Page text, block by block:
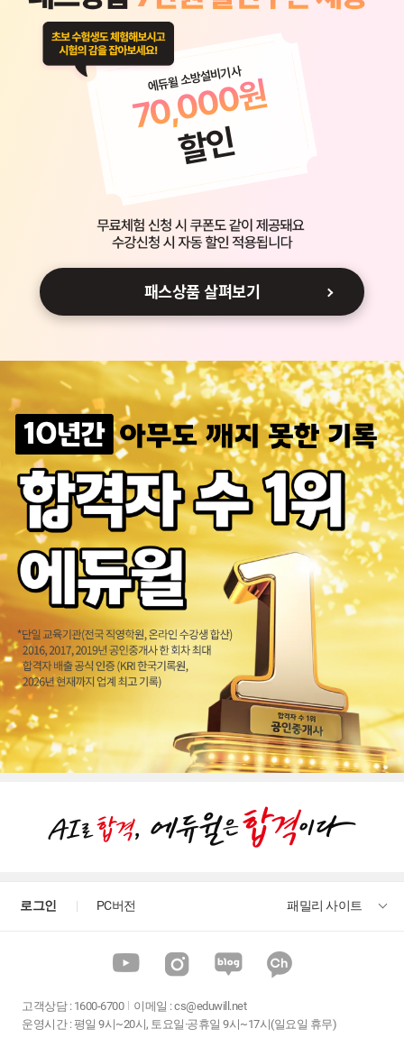
에듀윌 소방설비기사
70,000원
할인
패스상품 살펴보기
로그인 PC버전 패밀리 사이트
고객상담: 1600-6700 이메일 :cs@eduwill.net
운영시간 : 평일 9시~20시, 토요일·공휴일 9시~17시(일요일 휴무)